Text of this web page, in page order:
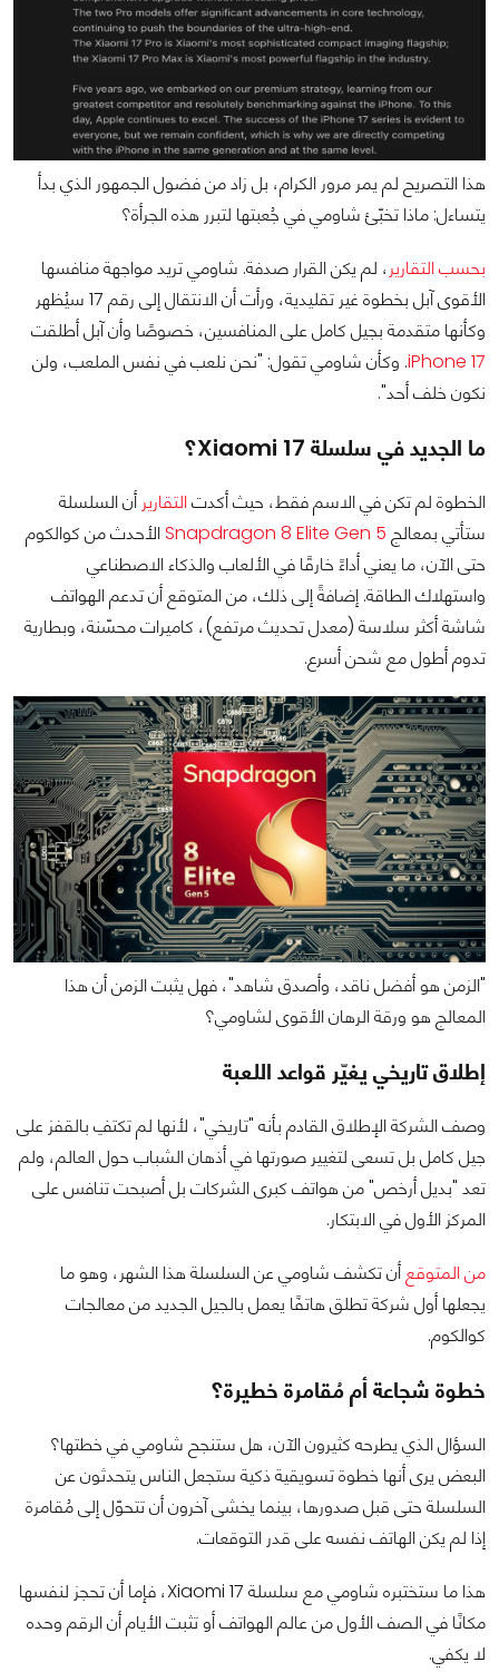
هذا التصريح لم يمر مرور الكرام، بل زاد من فضول الجمهور الذي بدأ
يتساءل: ماذا تخبّئ شاومي في جُعبتها لتبرر هذه الجرأة؟
بحسب التقارير ، لم يكن القرار صدفة. شاومي تريد مواجهة منافسها
الأقوى آبل بخطوة غير تقليدية، ورأت أن الانتقال إلى رقم 17 سيُظهر
وكأنها متقدمة بجيل كامل على المنافسين، خصوصًا وأن آبل أطلقت
iPhone 17. وكأن شاومي تقول: "نحن نلعب في نفس الملعب، ولن
نكون خلف أحد".
ما الجديد في سلسلة Xiaomi 17؟
الخطوة لم تكن في الاسم فقط، حيث أكدتالتقارير أن السلسلة
ستأتي بمعالج Snapdragon 8 Elite Gen 5الأحدث من كوالكوم
حتى الآن، ما يعني أداءً خارقًا في الألعاب والذكاء الاصطناعي
واستهلاك الطاقة. إضافةً إلى ذلك، من المتوقع أن تدعم الهواتف
شاشة أكثر سلاسة (معدل تحديث مرتفع)، كاميرات محسّنة، وبطارية
تدوم أطول مع شحن أسرع.
"الزمن هو أفضل ناقد، وأصدق شاهد"، فهل يثبت الزمن أن هذا
المعالج هو ورقة الرهان الأقوى لشاومي؟
إطلاق تاريخي يغيّر قواعد اللعبة
وصف الشركة الإطلاق القادم بأنه "تاريخي"، لأنها لم تكتفِ بالقفز على
جيل كامل بل تسعى لتغيير صورتها في أذهان الشباب حول العالم، ولم
تعد "بديل أرخص" من هواتف كبرى الشركات بل أصبحت تنافس على
المركز الأول في الابتكار.
من المتوقع أن تكشف شاومي عن السلسلة هذا الشهر، وهو ما
يجعلها أول شركة تطلق هاتفًا يعمل بالجيل الجديد من معالجات
كوالكوم.
خطوة شجاعة أم مُقامرة خطيرة؟
السؤال الذي يطرحه كثيرون الآن، هل ستنجح شاومي في خطتها؟
البعض يرى أنها خطوة تسويقية ذكية ستجعل الناس يتحدثون عن
السلسلة حتى قبل صدورها، بينما يخشى آخرون أن تتحوّل إلى مُقامرة
إذا لم يكن الهاتف نفسه على قدر التوقعات.
هذا ما ستختبره شاومي مع سلسلة Xiaomi 17، فإما أن تحجز لنفسها
مكانًا في الصف الأول من عالم الهواتف أو تثبت الأيام أن الرقم وحده
لا يكفي.